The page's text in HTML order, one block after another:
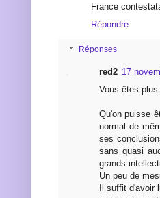
France
Répondre
Réponses
red2 17
Vous êtes
Qu'on puisse
normal de
ses
sans quasi
grands
Un peu de
Il suffit